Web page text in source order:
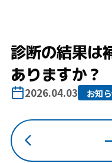
診断の結果は
ありますか？
2026.04.03 お知